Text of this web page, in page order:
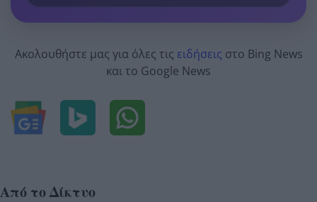
Ακολουθήστε μας για όλες τις ειδήσεις στο Bing News
και το Google News
Από το Δίκτυο